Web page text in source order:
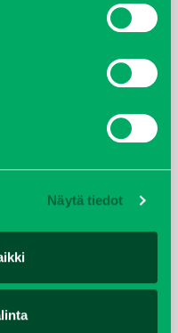
Näytä tiedot